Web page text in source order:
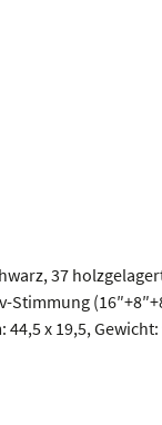
37
44,5 x 19,5,